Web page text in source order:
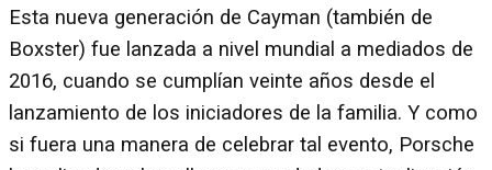
Esta nueva generación de Cayman (también de
Boxster) fue lanzada a nivel mundial a mediados de
2016, cuando se cumplían veinte años desde el
lanzamiento de los iniciadores de la familia. Y como
si fuera una manera de celebrar tal evento, Porsche